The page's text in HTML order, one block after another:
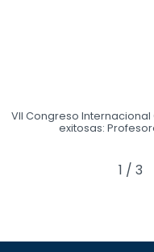
VII Congreso
exitosas:
1 / 3